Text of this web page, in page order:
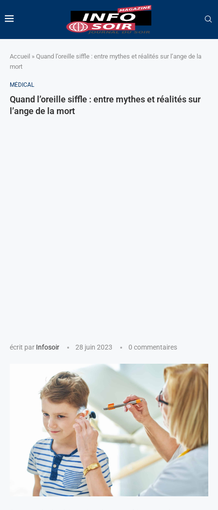
Accueil » Quand l’oreille siffle : entre mythes et réalités sur l’ange de la
mort
MÉDICAL
Quand l’oreille siffle : entre mythes et réalités sur
l’ange de la mort
écrit par Infosoir 28 juin 2023 0 commentaires